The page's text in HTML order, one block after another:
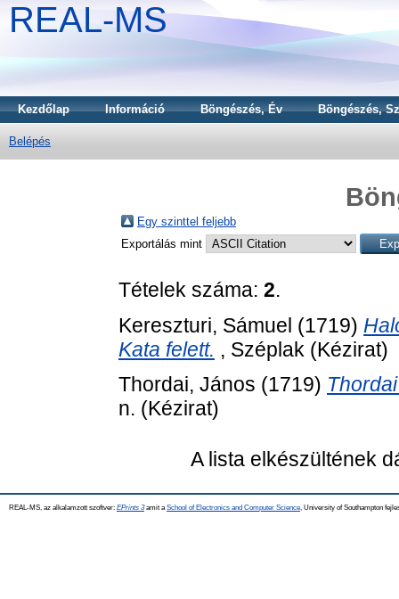
REAL-MS
Kezdőlap Információ Böngészés, Év Böngészés,
Belépés
Egy szinttel feljebb
Exportálás mint
Tételek száma: 2.
Kereszturi, Sámuel (1719)
Kata felett. , Széplak (Kézirat)
Thordai, János (1719)
n. (Kézirat)
A lista elkészültének
REAL-MS, az alkalamzott szoftver: EPrints 3amit a School of Electronics and Computer Science , University of Southampton